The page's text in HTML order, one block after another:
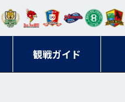
観戦ガイド
ハン
ンウ
ルヴ
ス福
ルネ コラ
ンマ
ーレ
ービ
ー石